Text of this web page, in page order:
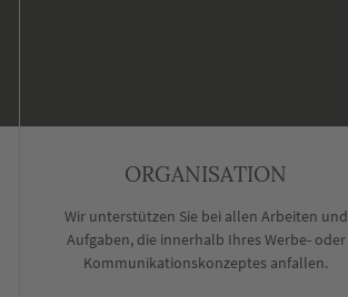
ORGANISATION
Wir unterstützen Sie bei allen Arbeiten und
Aufgaben, die innerhalb Ihres Werbe- oder
Kommunikationskonzeptes anfallen.